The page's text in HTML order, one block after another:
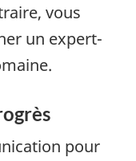
vous
un expert-
pour